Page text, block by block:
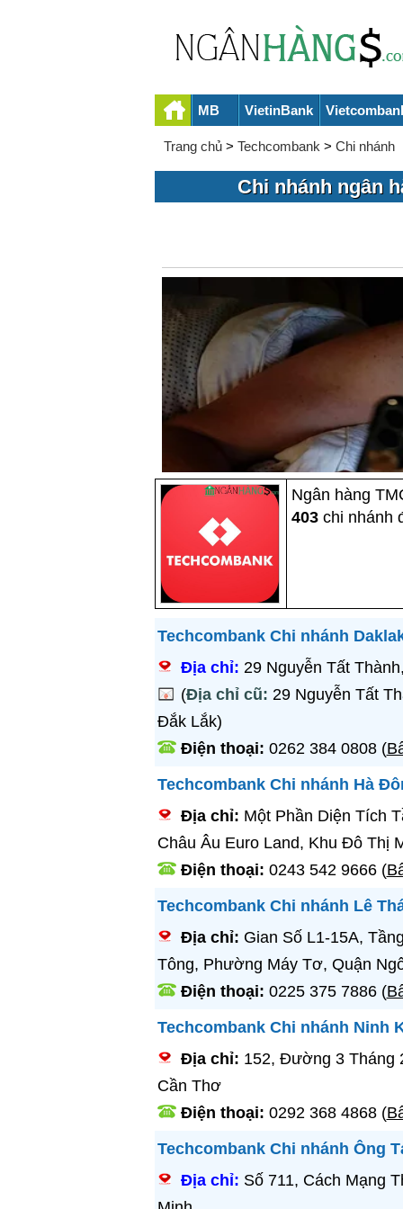
MB VietinBank
Trang chủ> Techcombank > Chi nhánh
Chi nhánh ngân
Ngân hàng
403chi nhánh
Techcombank Chi nhánh
Địa chỉ: 29 Nguyễn Tất
(Địa chỉ cũ: 29 Nguyễn Tất
Đắk Lắk)
Điện thoại: 0262 384 0808(
Techcombank Chi nhánh Hà
Địa chỉ: Một Phần Diện Tích
Châu Âu Euro Land, Khu Đô Thị
Điện thoại: 0243 542 9666(
Techcombank Chi nhánh Lê
Địa chỉ: Gian Số L1-15A,
Tông, Phường Máy Tơ, Quận
Điện thoại: 0225 375 7886(
Techcombank Chi nhánh Ninh
Địa chỉ: 152, Đường 3 Tháng
Cần Thơ
Điện thoại: 0292 368 4868(
Techcombank Chi nhánh Ông
Địa chỉ: Số 711, Cách Mạng